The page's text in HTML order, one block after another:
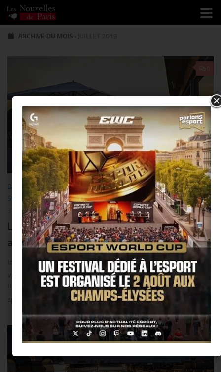
Skip to content
ARCHIVE DU MOIS :
BISTRONOMIE /GASTRONOMIE/ LUXE/PEOPLE /RESTO/HÔTEL/
SORTIR/VOYAGE
31 JUILLET 2019
La plage du Martinez réveille « La Croisette »
au mois d’août @ Cannes !!
Installés sur le sable, laissez les vagues caresser vos pieds et
vivez la magie de « La Croisette » à l’heure du soleil couchant
!!LES SOIRS D’ETE… La Plage du Martinez vous régale de ses
spécialités...